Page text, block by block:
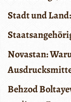
Stadt und Land:
Novastan:
Behzod